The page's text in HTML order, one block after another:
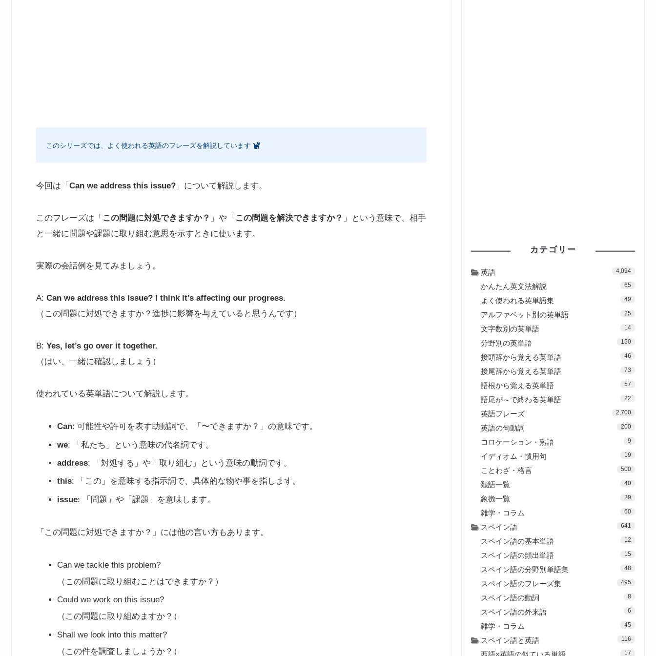
このシリーズでは、よく使われる英語のフレーズを解説しています
今回は「 Can we address this issue? 」について解説します。
このフレーズは「 この問題に対処できますか？ 」や「 この問題を解決できますか？ 」という意味で、相手
と一緒に問題や課題に取り組む意思を示すときに使います。
実際の会話例を見てみましょう。
A: Can we address this issue? I think it’s affecting our progress.
（この問題に対処できますか？進捗に影響を与えていると思うんです）
B: Yes, let’s go over it together.
（はい、一緒に確認しましょう）
使われている英単語について解説します。
Can: 可能性や許可を表す助動詞で、「〜できますか？」の意味です。
we: 「私たち」という意味の代名詞です。
address: 「対処する」や「取り組む」という意味の動詞です。
this: 「この」を意味する指示詞で、具体的な物や事を指します。
issue: 「問題」や「課題」を意味します。
「この問題に対処できますか？」には他の言い方もあります。
Can we tackle this problem?
（この問題に取り組むことはできますか？）
Could we work on this issue?
（この問題に取り組めますか？）
Shall we look into this matter?
（この件を調査しましょうか？）
カテゴリー
英語 4,094
かんたん英文法解説 65
よく使われる英単語集 49
アルファベット別の英単語 25
文字数別の英単語 14
分野別の英単語 150
接頭辞から覚える英単語 46
接尾辞から覚える英単語 73
語根から覚える英単語 57
語尾が～で終わる英単語 22
英語フレーズ 2,700
英語の句動詞 200
コロケーション・熟語 9
イディオム・慣用句 19
ことわざ・格言 500
類語一覧 40
象徴一覧 29
雑学・コラム 60
スペイン語 641
スペイン語の基本単語 12
スペイン語の頻出単語 15
スペイン語の分野別単語集 48
スペイン語のフレーズ集 495
スペイン語の動詞 8
スペイン語の外来語 6
雑学・コラム 45
スペイン語と英語 116
西語×英語の似ている単語 17